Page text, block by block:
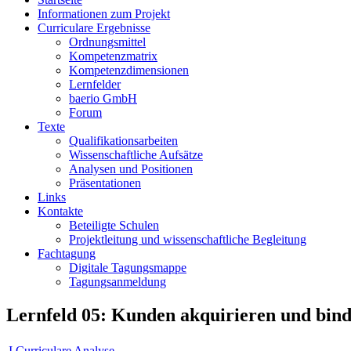
Informationen zum Projekt
Curriculare Ergebnisse
Ordnungsmittel
Kompetenzmatrix
Kompetenzdimensionen
Lernfelder
baerio GmbH
Forum
Texte
Qualifikationsarbeiten
Wissenschaftliche Aufsätze
Analysen und Positionen
Präsentationen
Links
Kontakte
Beteiligte Schulen
Projektleitung und wissenschaftliche Begleitung
Fachtagung
Digitale Tagungsmappe
Tagungsanmeldung
Lernfeld 05: Kunden akquirieren und